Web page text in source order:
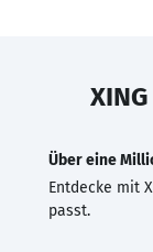
Über eine
Entdecke mit
passt.